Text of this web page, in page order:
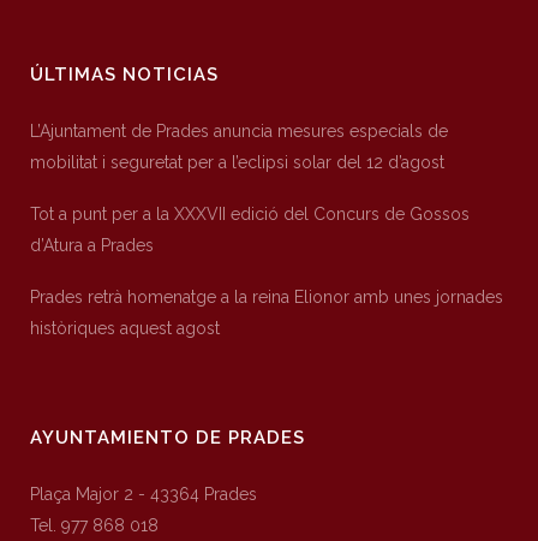
ÚLTIMAS NOTICIAS
L’Ajuntament de Prades anuncia mesures especials de
mobilitat i seguretat per a l’eclipsi solar del 12 d’agost
Tot a punt per a la XXXVII edició del Concurs de Gossos
d’Atura a Prades
Prades retrà homenatge a la reina Elionor amb unes jornades
històriques aquest agost
AYUNTAMIENTO DE PRADES
Plaça Major 2 - 43364 Prades
Tel. 977 868 018